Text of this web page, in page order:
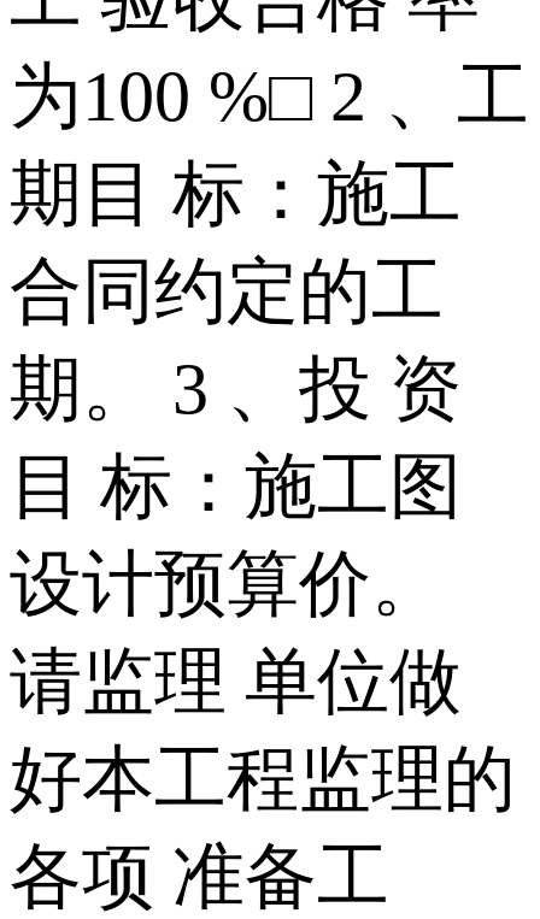
为100 %□ 2 、工
期目 标：施工
合同约定的工
期。 3 、投 资
目 标：施工图
设计预算价。
请监理 单位做
好本工程监理的
各项 准备工